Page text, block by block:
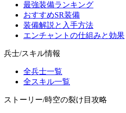
最強装備ランキング
おすすめSR装備
装備解説と入手方法
エンチャントの仕組みと効果
兵士/スキル情報
全兵士一覧
全スキル一覧
ストーリー/時空の裂け目攻略